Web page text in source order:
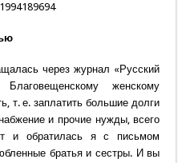
через журнал «Русский
женскому
т. е. заплатить большие долги
и прочие нужды, всего
и обратилась я с письмом
братья и сестры. И вы